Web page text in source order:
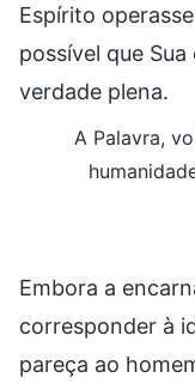
Espírito
possível que
verdade plena.
A Palavra,
Embora a
corresponder à
pareça ao